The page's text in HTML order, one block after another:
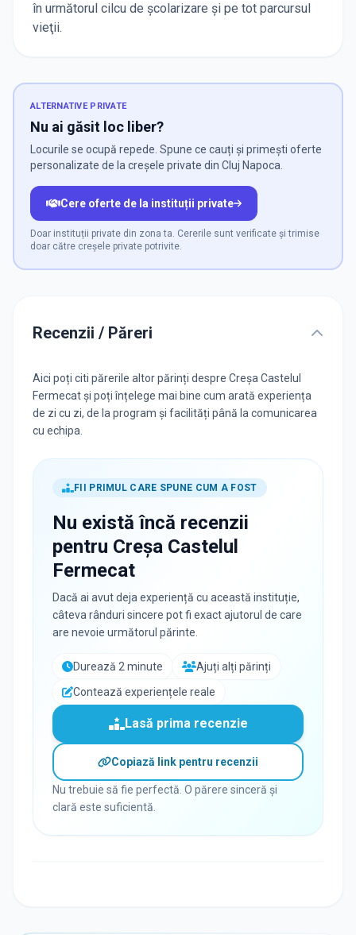
în următorul cilcu de școlarizare şi pe tot parcursul
vieţii.
ALTERNATIVE PRIVATE
Nu ai găsit loc liber?
Locurile se ocupă repede. Spune ce cauți și primești oferte
personalizate de la creșele private din Cluj Napoca.
Cere oferte de la instituții private
Doar instituții private din zona ta. Cererile sunt verificate și trimise
doar către creșele private potrivite.
Recenzii / Păreri
Aici poți citi părerile altor părinți despre Creșa Castelul
Fermecat și poți înțelege mai bine cum arată experiența
de zi cu zi, de la program și facilități până la comunicarea
cu echipa.
FII PRIMUL CARE SPUNE CUM A FOST
Nu există încă recenzii
pentru Creșa Castelul
Fermecat
Dacă ai avut deja experiență cu această instituție,
câteva rânduri sincere pot fi exact ajutorul de care
are nevoie următorul părinte.
Durează 2 minute
Ajuți alți părinți
Contează experiențele reale
Lasă prima recenzie
Copiază link pentru recenzii
Nu trebuie să fie perfectă. O părere sinceră și
clară este suficientă.